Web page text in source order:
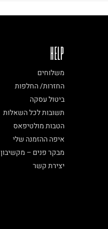
HELP
משלוחים
החזרות/ החלפות
ביטול עסקה
תשובות לכל השאלות
הטבות מולטיפאס
איפה ההזמנה שלי
מבקר פנים – מקשיבון
יצירת קשר